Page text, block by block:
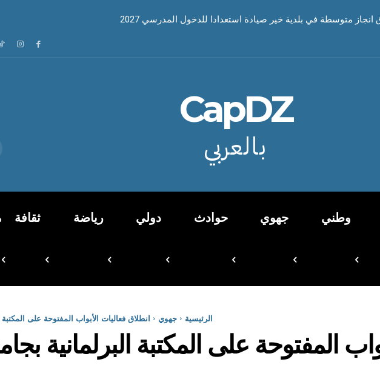
انجاز متوسطة في بلدية خير صيادة استعدادا للدخول المدرسي 2027
CapDZ
بالعربي
وطني جهوي حوادث دولي رياضة ثقافة
الرئيسية جهوي انطلاق فعاليات الأبواب المفتوحة على المكتبة
المفتوحة على المكتبة البرلمانية